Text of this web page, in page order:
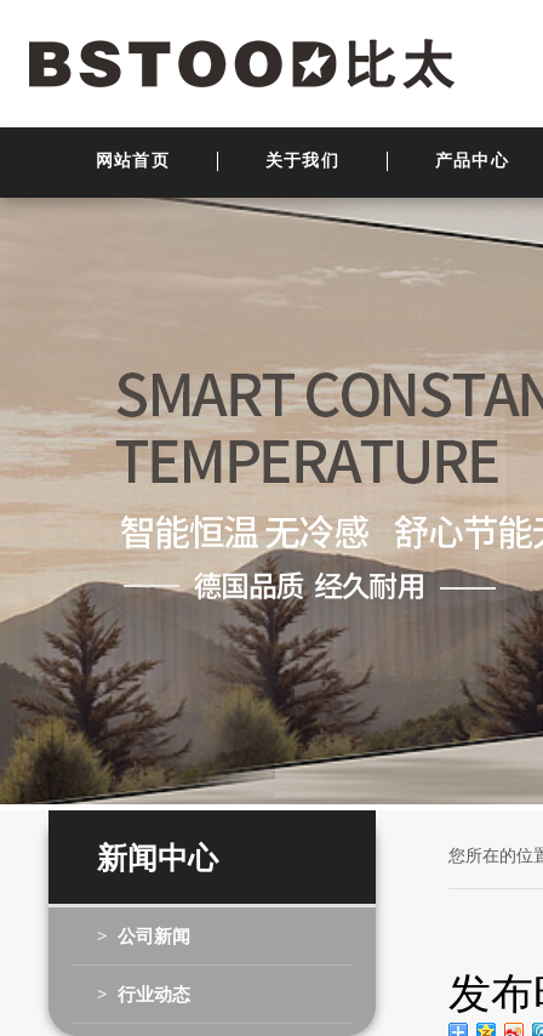
网站首页 关于我们 产品中心
新闻中心
> 公司新闻
> 行业动态
您所在的位
发布